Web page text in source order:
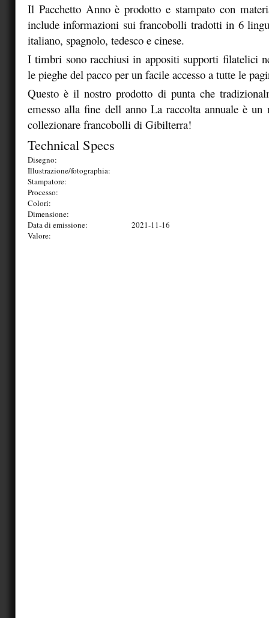
Il Pacchetto Anno è prodotto e stampato con
include informazioni sui francobolli tradotti in 6
italiano, spagnolo, tedesco e cinese.
I timbri sono racchiusi in appositi supporti filatelici
le pieghe del pacco per un facile accesso a tutte le
Questo è il nostro prodotto di punta che
emesso alla fine dell anno La raccolta annuale è un
collezionare francobolli di Gibilterra!
Technical Specs
Disegno:
Illustrazione/fotographia:
Stampatore:
Processo:
Colori:
Dimensione:
Data di emissione:
2021-11-16
Valore: